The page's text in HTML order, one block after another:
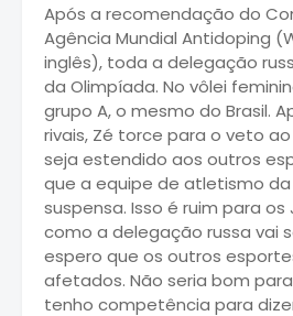
Após a recomendação do
Agência Mundial Antidoping
inglês), toda a delegação
da Olimpíada. No vôlei
grupo A, o mesmo do Brasil.
rivais, Zé torce para o veto
seja estendido aos outros
que a equipe de atletismo da
suspensa. Isso é ruim para os
como a delegação russa vai
espero que os outros
afetados. Não seria bom
tenho competência para